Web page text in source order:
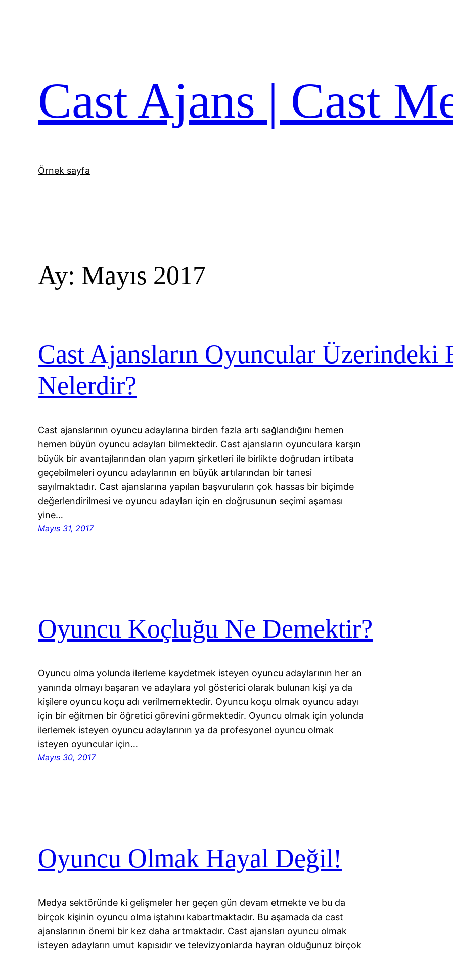
Cast Ajans | Cast
Örnek sayfa
Ay: Mayıs 2017
Cast Ajansların Oyuncular Üzerindeki
Nelerdir?
Cast ajanslarının oyuncu adaylarına birden fazla artı sağlandığını hemen
hemen büyün oyuncu adayları bilmektedir. Cast ajansların oyunculara karşın
büyük bir avantajlarından olan yapım şirketleri ile birlikte doğrudan irtibata
geçebilmeleri oyuncu adaylarının en büyük artılarından bir tanesi
sayılmaktadır. Cast ajanslarına yapılan başvuruların çok hassas bir biçimde
değerlendirilmesi ve oyuncu adayları için en doğrusunun seçimi aşaması
yine…
Mayıs 31, 2017
Oyuncu Koçluğu Ne Demektir?
Oyuncu olma yolunda ilerleme kaydetmek isteyen oyuncu adaylarının her an
yanında olmayı başaran ve adaylara yol gösterici olarak bulunan kişi ya da
kişilere oyuncu koçu adı verilmemektedir. Oyuncu koçu olmak oyuncu adayı
için bir eğitmen bir öğretici görevini görmektedir. Oyuncu olmak için yolunda
ilerlemek isteyen oyuncu adaylarının ya da profesyonel oyuncu olmak
isteyen oyuncular için…
Mayıs 30, 2017
Oyuncu Olmak Hayal Değil!
Medya sektöründe ki gelişmeler her geçen gün devam etmekte ve bu da
birçok kişinin oyuncu olma iştahını kabartmaktadır. Bu aşamada da cast
ajanslarının önemi bir kez daha artmaktadır. Cast ajansları oyuncu olmak
isteyen adayların umut kapısıdır ve televizyonlarda hayran olduğunuz birçok